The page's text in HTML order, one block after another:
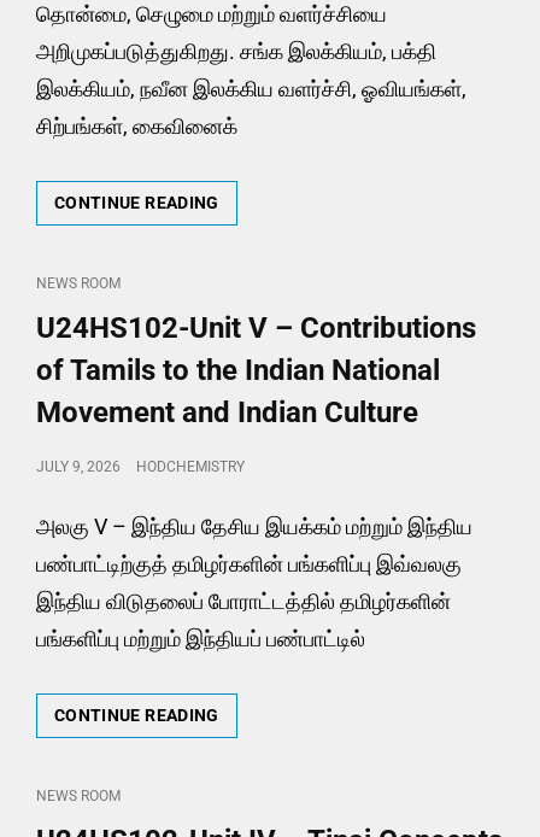
தொன்மை, செழுமை மற்றும் வளர்ச்சியை
அறிமுகப்படுத்துகிறது. சங்க இலக்கியம், பக்தி
இலக்கியம், நவீன இலக்கிய வளர்ச்சி, ஓவியங்கள்,
சிற்பங்கள், கைவினைக்
CONTINUE READING
HERITAGE
CAT
LINKS
NEWS ROOM
U24HS102-Unit V – Contributions
of Tamils to the Indian National
Movement and Indian Culture
POSTED
JULY 9, 2026 HODCHEMISTRY
அலகு V – இந்திய தேசிய இயக்கம் மற்றும் இந்திய
பண்பாட்டிற்குத் தமிழர்களின் பங்களிப்பு இவ்வலகு
இந்திய விடுதலைப் போராட்டத்தில் தமிழர்களின்
பங்களிப்பு மற்றும் இந்தியப் பண்பாட்டில்
CONTINUE READING
UNIT
CAT
LINKS
NEWS ROOM